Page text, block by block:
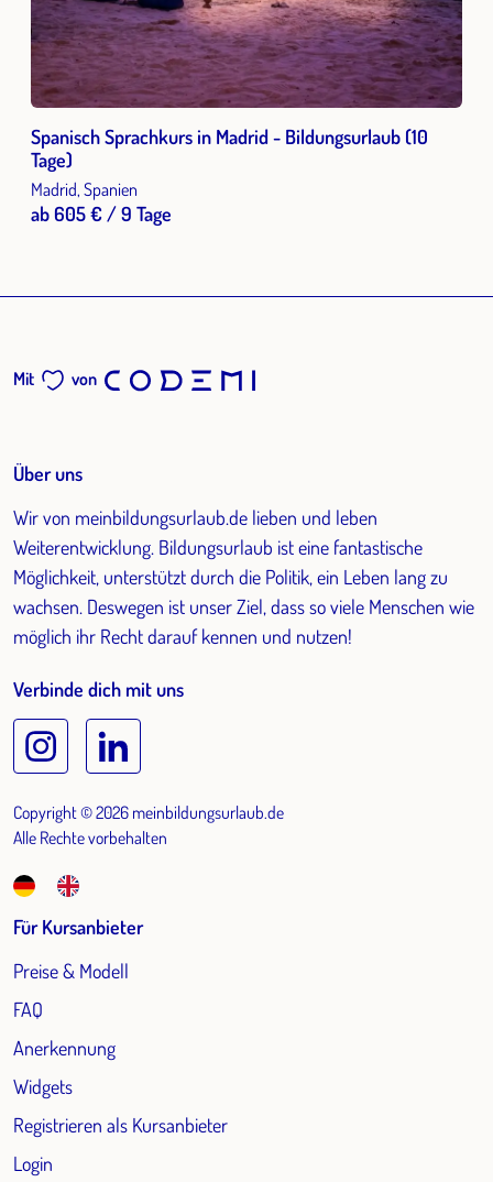
Spanisch Sprachkurs in Madrid - Bildungsurlaub (10
Tage)
Madrid, Spanien
ab 605 € / 9 Tage
Mit von
Über uns
Wir von meinbildungsurlaub.de lieben und leben
Weiterentwicklung. Bildungsurlaub ist eine fantastische
Möglichkeit, unterstützt durch die Politik, ein Leben lang zu
wachsen. Deswegen ist unser Ziel, dass so viele Menschen wie
möglich ihr Recht darauf kennen und nutzen!
Verbinde dich mit uns
Copyright © 2026 meinbildungsurlaub.de
Alle Rechte vorbehalten
Für Kursanbieter
Preise & Modell
FAQ
Anerkennung
Widgets
Registrieren als Kursanbieter
Login